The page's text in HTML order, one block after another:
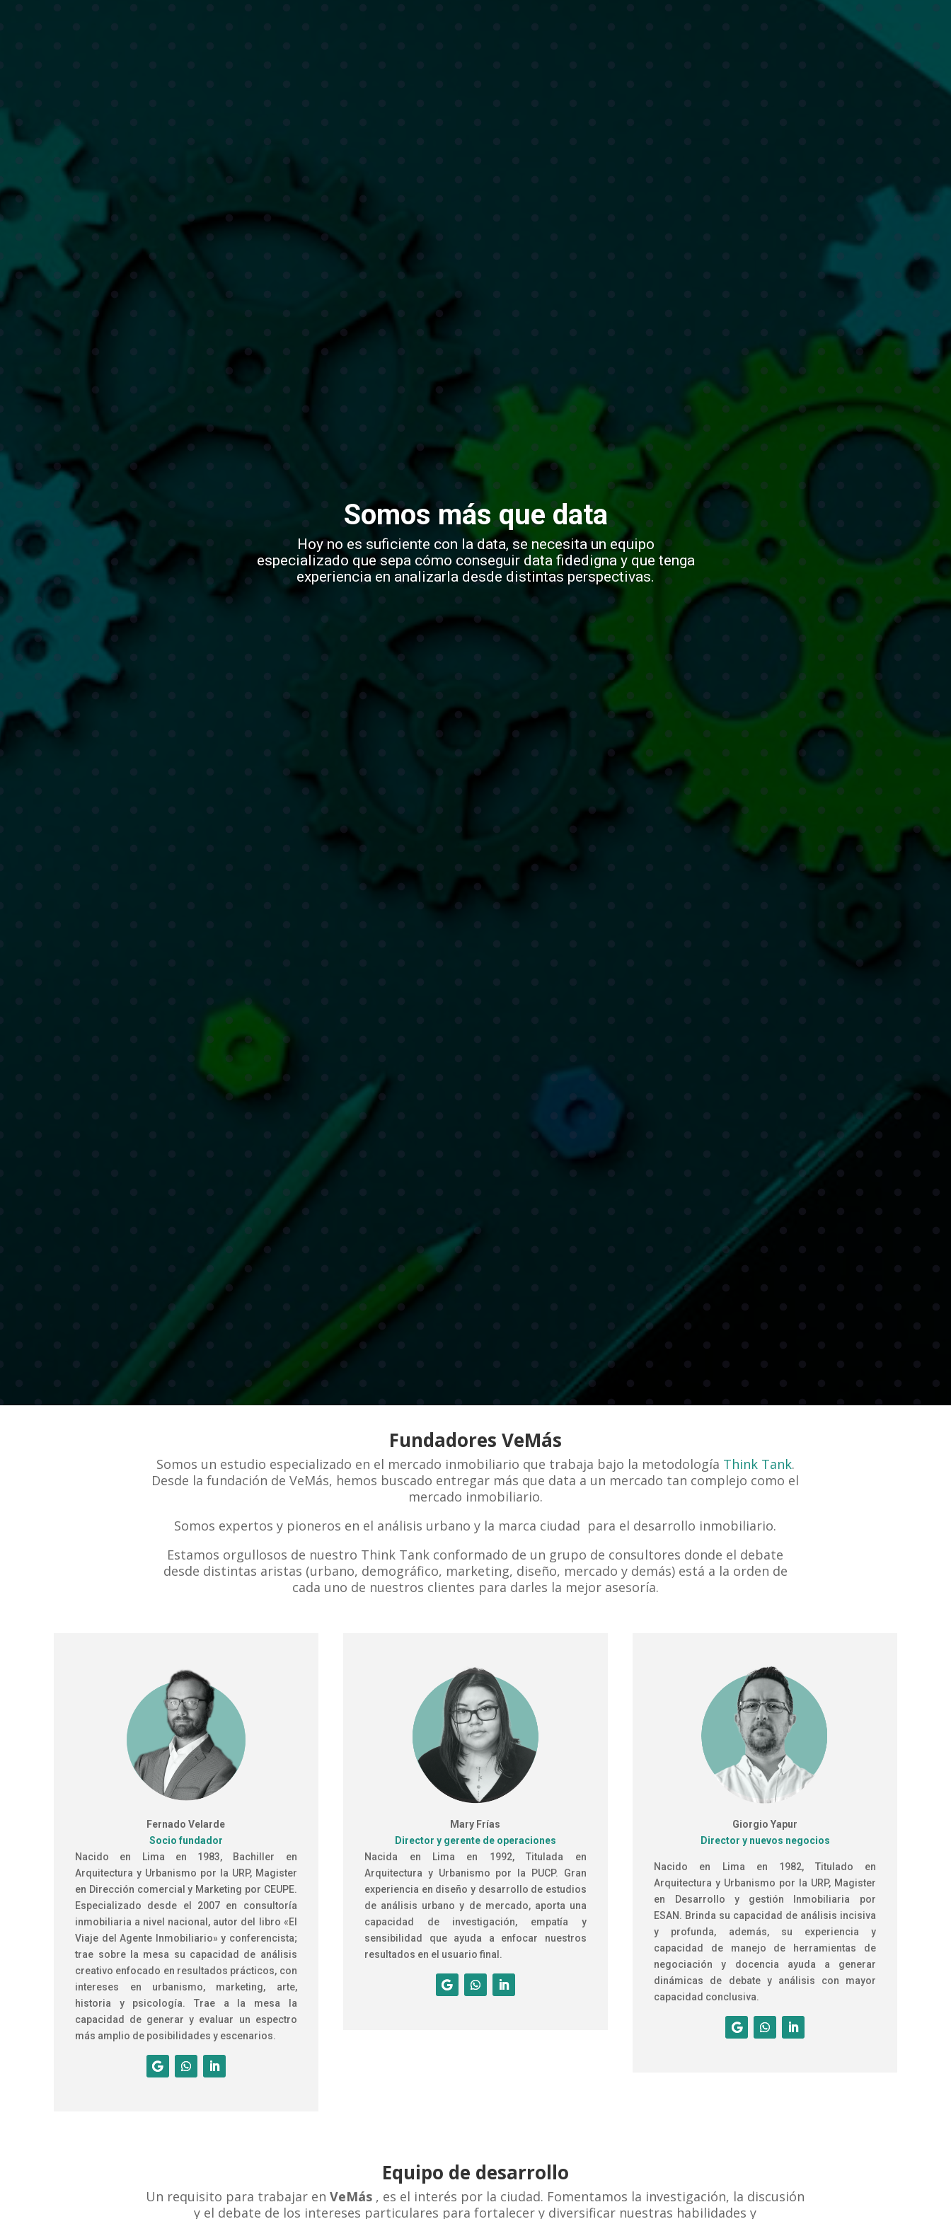
Somos más que data
Hoy no es suficiente con la data, se necesita un equipo
especializado que sepa cómo conseguir data fidedigna y que tenga
experiencia en analizarla desde distintas perspectivas.
Fundadores VeMás
Somos un estudio especializado en el mercado inmobiliario que trabaja bajo la metodología Think Tank.
Desde la fundación de VeMás, hemos buscado entregar más que data a un mercado tan complejo como el
mercado inmobiliario.
Somos expertos y pioneros en el análisis urbano y la marca ciudad para el desarrollo inmobiliario.
Estamos orgullosos de nuestro Think Tank conformado de un grupo de consultores donde el debate
desde distintas aristas (urbano, demográfico, marketing, diseño, mercado y demás) está a la orden de
cada uno de nuestros clientes para darles la mejor asesoría.
Fernado Velarde
Socio fundador
Nacido en Lima en 1983, Bachiller en
Arquitectura y Urbanismo por la URP, Magister
en Dirección comercial y Marketing por CEUPE.
Especializado desde el 2007 en consultoría
inmobiliaria a nivel nacional, autor del libro «El
Viaje del Agente Inmobiliario» y conferencista;
trae sobre la mesa su capacidad de análisis
creativo enfocado en resultados prácticos, con
intereses en urbanismo, marketing, arte,
historia y psicología. Trae a la mesa la
capacidad de generar y evaluar un espectro
más amplio de posibilidades y escenarios.
Mary Frías
Director y gerente de operaciones
Nacida en Lima en 1992, Titulada en
Arquitectura y Urbanismo por la PUCP. Gran
experiencia en diseño y desarrollo de estudios
de análisis urbano y de mercado, aporta una
capacidad de investigación, empatía y
sensibilidad que ayuda a enfocar nuestros
resultados en el usuario final.
Giorgio Yapur
Director y nuevos negocios
Nacido en Lima en 1982, Titulado en
Arquitectura y Urbanismo por la URP, Magister
en Desarrollo y gestión Inmobiliaria por
ESAN. Brinda su capacidad de análisis incisiva
y profunda, además, su experiencia y
capacidad de manejo de herramientas de
negociación y docencia ayuda a generar
dinámicas de debate y análisis con mayor
capacidad conclusiva.
Equipo de desarrollo
Un requisito para trabajar enVeMás , es el interés por la ciudad. Fomentamos la investigación, la discusión
y el debate de los intereses particulares para fortalecer y diversificar nuestras habilidades y